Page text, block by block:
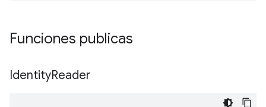
Funciones publicas
IdentityReader